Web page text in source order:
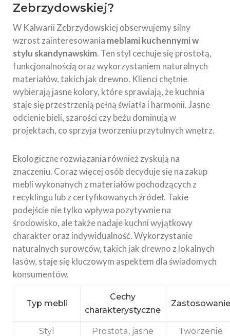
Zebrzydowskiej?
W Kalwarii Zebrzydowskiej obserwujemy silny
wzrost zainteresowania meblami kuchennymi w
stylu skandynawskim. Ten styl cechuje się prostotą,
funkcjonalnością oraz wykorzystaniem naturalnych
materiałów, takich jak drewno. Klienci chętnie
wybierają jasne kolory, które sprawiają, że kuchnia
staje się przestrzenią pełną światła i harmonii. Jasne
odcienie bieli, szarości czy beżu dominują w
projektach, co sprzyja tworzeniu przytulnych wnętrz.
Ekologiczne rozwiązania również zyskują na
znaczeniu. Coraz więcej osób decyduje się na zakup
mebli wykonanych z materiałów pochodzących z
recyklingu lub z certyfikowanych źródeł. Takie
podejście nie tylko wpływa pozytywnie na
środowisko, ale także nadaje kuchni wyjątkowy
charakter oraz indywidualność. Wykorzystanie
naturalnych surowców, takich jak drewno z lokalnych
lasów, staje się kluczowym aspektem dla świadomych
konsumentów.
Typ mebli
Cechy
charakterystyczne
Zastosowanie
Styl Prostota, jasne Tworzenie